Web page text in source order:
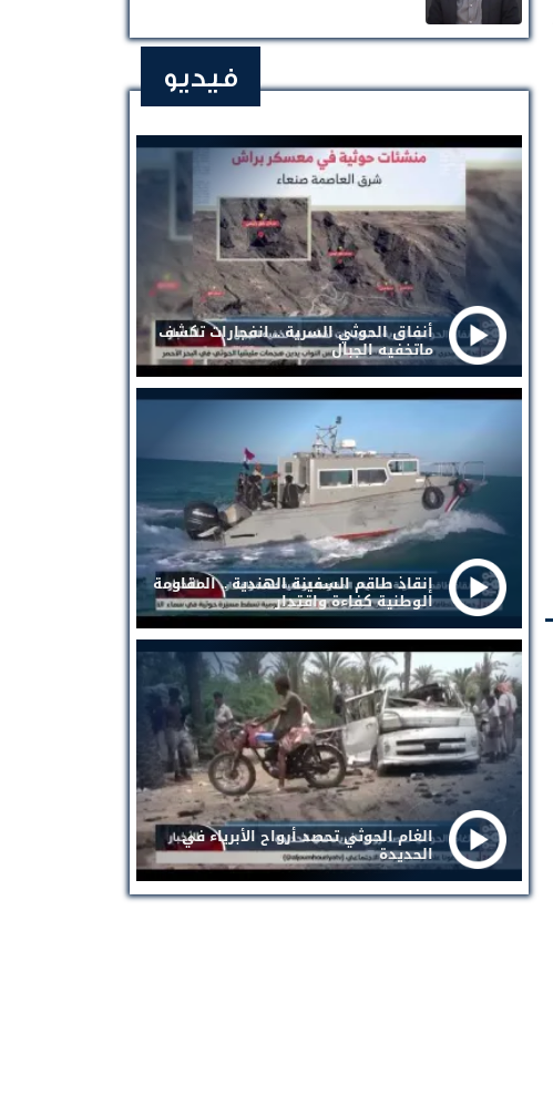
فيديو
أنفاق الحوثي السرية .. انفجارات تكشف
ماتخفيه الجبال
إنقاذ طاقم السفينة الهندية .. المقاومة
الوطنية كفاءة واقتدار
الغام الحوثي تحصد أرواح الأبرياء في
الحديدة